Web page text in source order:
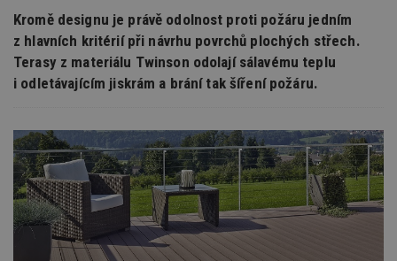
Kromě designu je právě odolnost proti požáru jedním
z hlavních kritérií při návrhu povrchů plochých střech.
Terasy z materiálu Twinson odolají sálavému teplu
i odletávajícím jiskrám a brání tak šíření požáru.